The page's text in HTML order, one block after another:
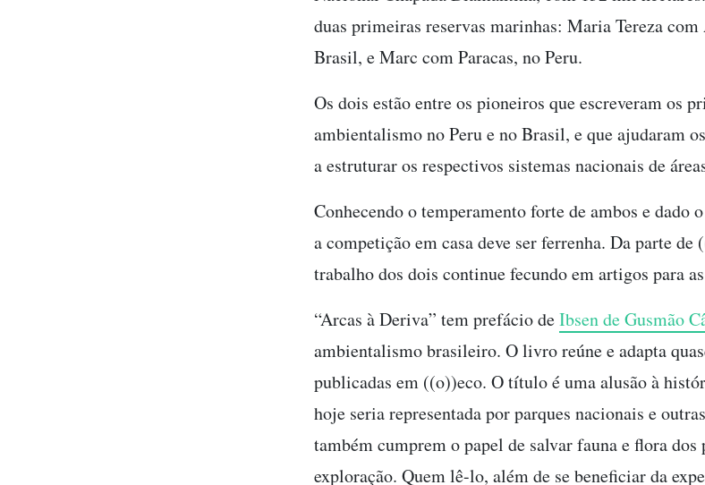
duas primeiras reservas marinhas: Maria Tereza
Brasil, e Marc com Paracas, no Peru.
Os dois estão entre os pioneiros que escreveram os
ambientalismo no Peru e no Brasil, e que ajudaram
a estruturar os respectivos sistemas nacionais de
Conhecendo o temperamento forte de ambos e dado
a competição em casa deve ser ferrenha. Da parte de
trabalho dos dois continue fecundo em artigos para
“Arcas à Deriva” tem prefácio deIbsen de Gusmão
ambientalismo brasileiro. O livro reúne e adapta
publicadas em ((o))eco. O título é uma alusão à
hoje seria representada por parques nacionais e
também cumprem o papel de salvar fauna e flora dos
exploração. Quem lê-lo, além de se beneficiar da